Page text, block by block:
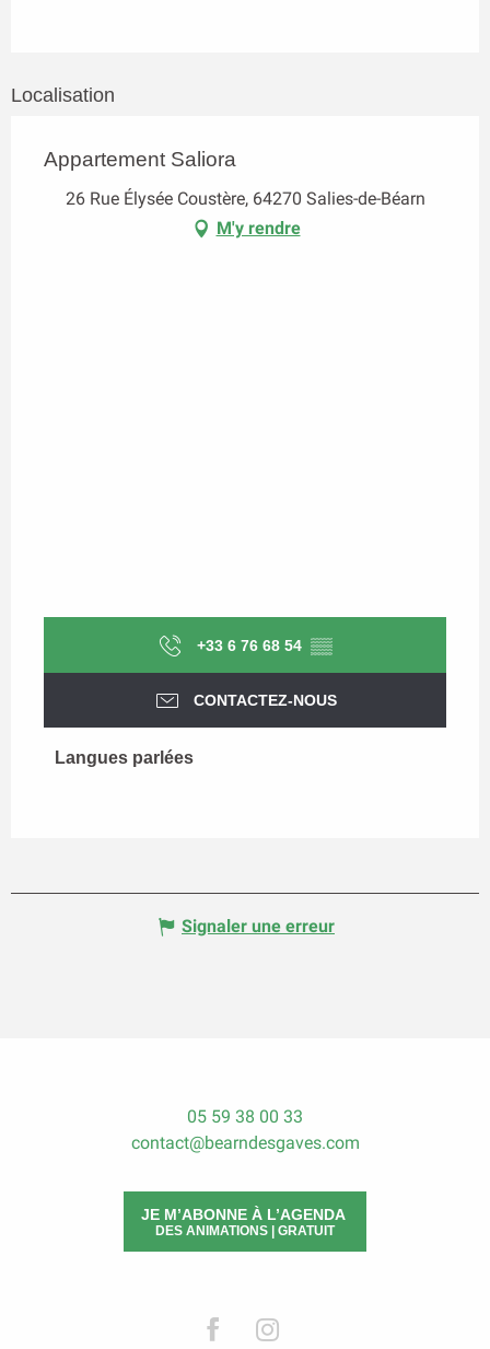
Localisation
Appartement Saliora
26 Rue Élysée Coustère, 64270 Salies-de-Béarn
M'y rendre
+33 6 76 68 54 ▒▒
CONTACTEZ-NOUS
Langues parlées
Langues parlées
Signaler une erreur
05 59 38 00 33
contact@bearndesgaves.com
JE M’ABONNE À L’AGENDA
DES ANIMATIONS | GRATUIT